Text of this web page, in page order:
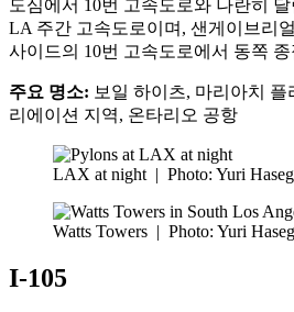
도심에서 10번 고속도로와 나란히
LA 주간 고속도로이며, 샌게이브리
사이드의 10번 고속도로에서 동쪽
주요 명소: 보일 하이츠, 마리아치
리에이션 지역, 온타리오 공항
LAX at night | Photo: Yuri
Watts Towers | Photo: Yuri
I-105